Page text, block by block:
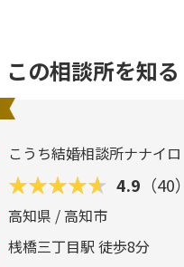
この相談所を知る
こうち結婚相談所ナナイロ
4.9 （40）
高知県 / 高知市
桟橋三丁目駅 徒歩8分